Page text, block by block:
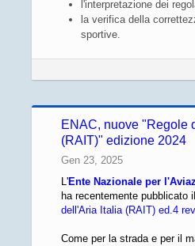
l'interpretazione dei
la verifica della
sportive.
ENAC, nuove "Regole
(RAIT)" edizione 2024
Gen 23, 2025
L'Ente Nazionale per
ha recentemente pubblicato
dell'Aria Italia (RAIT) ed.4
Come per la strada e per il